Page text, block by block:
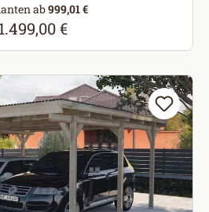
ab999,01 €
Regulärer Preis:
1.499,00 €